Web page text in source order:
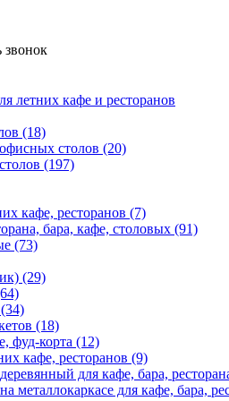
звонок
летних кафе и ресторанов
(18)
столов (20)
(197)
кафе, ресторанов (7)
бара, кафе, столовых (91)
(73)
(29)
(18)
фуд-корта (12)
кафе, ресторанов (9)
для кафе, бара,
металлокаркасе для кафе, бара,